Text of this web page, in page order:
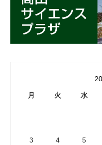
月 火 水
3 4 5